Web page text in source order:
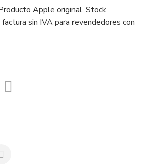
Apple original. Stock
sin IVA para revendedores con